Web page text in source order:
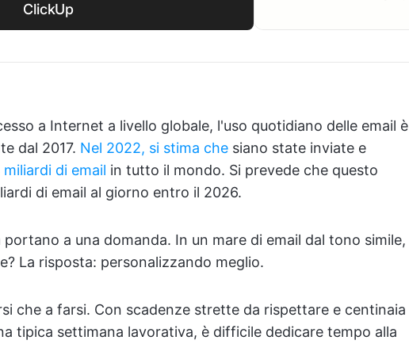
ClickUp
a Internet a livello globale, l'uso quotidiano delle email è
dal 2017. Nel 2022, si stima che siano state inviate e
miliardi di email in tutto il mondo. Si prevede che questo
di email al giorno entro il 2026.
a una domanda. In un mare di email dal tono simile,
La risposta: personalizzando meglio.
che a farsi. Con scadenze strette da rispettare e centinaia
tipica settimana lavorativa, è difficile dedicare tempo alla